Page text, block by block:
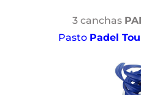
3 canchas
Pasto Padel